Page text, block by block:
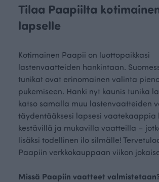
Tilaa Paapiilta
lapselle
Kotimainen Paapii on luottopaikkasi
lastenvaatteiden hankintaan.
tunikat ovat erinomainen valinta
pukemiseen. Hanki nyt kaunis tunika
katso samalla muu lastenvaatteiden
täydentääksesi lapsesi vaatekaappia
kestävillä ja mukavilla vaatteilla –
lisäksi todellinen ilo silmälle!
Paapiin verkkokauppaan viikon
Missä Paapiin vaatteet